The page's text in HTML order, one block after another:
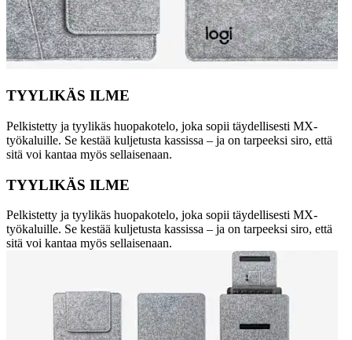
TYYLIKÄS ILME
Pelkistetty ja tyylikäs huopakotelo, joka sopii täydellisesti MX-
työkaluille. Se kestää kuljetusta kassissa – ja on tarpeeksi siro, että
sitä voi kantaa myös sellaisenaan.
TYYLIKÄS ILME
Pelkistetty ja tyylikäs huopakotelo, joka sopii täydellisesti MX-
työkaluille. Se kestää kuljetusta kassissa – ja on tarpeeksi siro, että
sitä voi kantaa myös sellaisenaan.